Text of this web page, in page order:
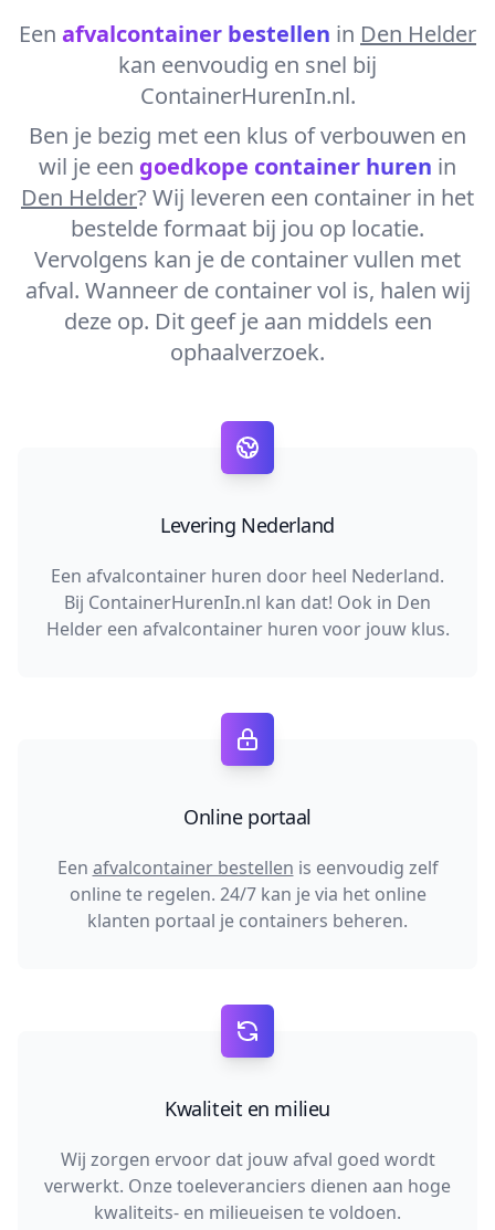
Een afvalcontainer bestellen in Den Helder
kan eenvoudig en snel bij
ContainerHurenIn.nl.
Ben je bezig met een klus of verbouwen en
wil je een goedkope container huren in
Den Helder? Wij leveren een container in het
bestelde formaat bij jou op locatie.
Vervolgens kan je de container vullen met
afval. Wanneer de container vol is, halen wij
deze op. Dit geef je aan middels een
ophaalverzoek.
Levering Nederland
Een afvalcontainer huren door heel Nederland.
Bij ContainerHurenIn.nl kan dat! Ook in Den
Helder een afvalcontainer huren voor jouw klus.
Online portaal
Een afvalcontainer bestellen is eenvoudig zelf
online te regelen. 24/7 kan je via het online
klanten portaal je containers beheren.
Kwaliteit en milieu
Wij zorgen ervoor dat jouw afval goed wordt
verwerkt. Onze toeleveranciers dienen aan hoge
kwaliteits- en milieueisen te voldoen.